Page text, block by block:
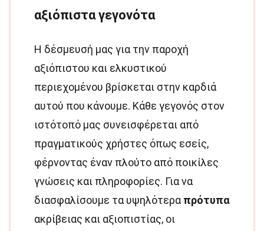
αξιόπιστα γεγονότα
Η δέσμευσή μας για την παροχή
αξιόπιστου και ελκυστικού
περιεχομένου βρίσκεται στην καρδιά
αυτού που κάνουμε. Κάθε γεγονός στον
ιστότοπό μας συνεισφέρεται από
πραγματικούς χρήστες όπως εσείς,
φέρνοντας έναν πλούτο από ποικίλες
γνώσεις και πληροφορίες. Για να
διασφαλίσουμε τα υψηλότερα πρότυπα
ακρίβειας και αξιοπιστίας, οι